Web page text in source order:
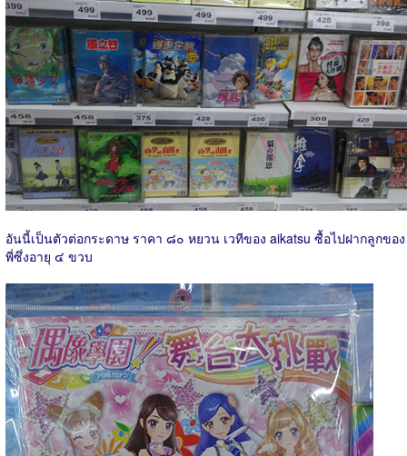
อันนี้เป็นตัวต่อกระดาษ ราคา ๘๐ หยวน เวทีของ aikatsu ซื้อไปฝากลูกของ
พี่ซึ่งอายุ ๔ ขวบ